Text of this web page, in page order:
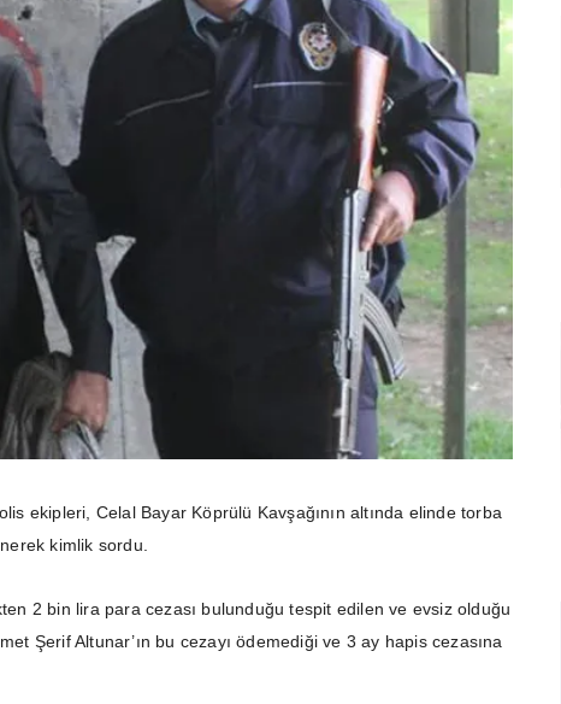
ekipleri, Celal Bayar Köprülü Kavşağının altında elinde torba
kimlik sordu.
2 bin lira para cezası bulunduğu tespit edilen ve evsiz olduğu
Şerif Altunar’ın bu cezayı ödemediği ve 3 ay hapis cezasına